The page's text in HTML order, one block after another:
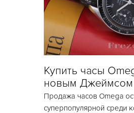
Купить часы
новым
Продажа часов Omega
суперпопулярной среди